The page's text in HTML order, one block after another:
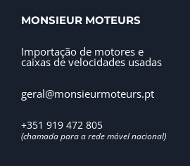
MONSIEUR MOTEURS
Importação de motores e
caixas de velocidades usadas
geral@monsieurmoteurs.pt
+351 919 472 805
(chamada para a rede móvel nacional)